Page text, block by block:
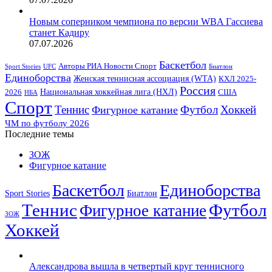
Новым соперником чемпиона по версии WBA Гассиева
станет Кадиру
07.07.2026
Sport Stories UFC Авторы РИА Новости Спорт Баскетбол Биатлон
Единоборства Женская теннисная ассоциация (WTA) КХЛ 2025-
2026 НБА Национальная хоккейная лига (НХЛ) Россия США
СпортТеннис Фигурное катание Футбол Хоккей
ЧМ по футболу 2026
Последние темы
ЗОЖ
Фигурное катание
Sport Stories Баскетбол Биатлон Единоборства
ЗОЖ Теннис Фигурное катание Футбол
Хоккей
Александрова вышла в четвертый круг теннисного